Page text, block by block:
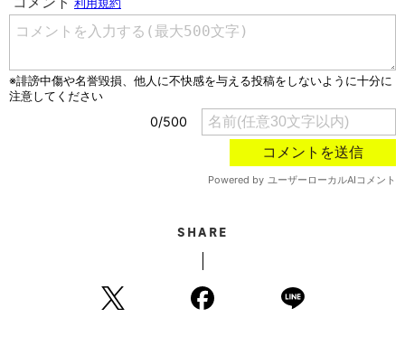
SHARE